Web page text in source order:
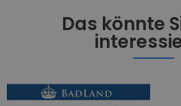
Das könnte